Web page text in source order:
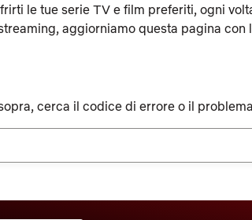
le tue serie TV e film preferiti, ogni
aggiorniamo questa pagina con
cerca il codice di errore o il